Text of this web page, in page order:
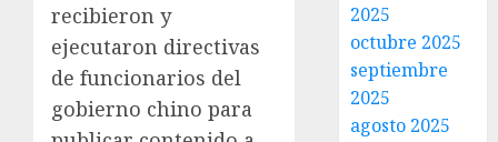
recibieron y
ejecutaron directivas
de funcionarios del
gobierno chino para
2025
octubre 2025
septiembre
2025
agosto 2025